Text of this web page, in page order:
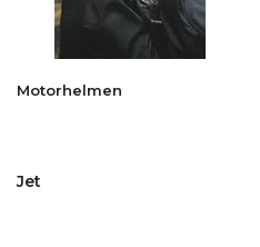
Motorhelmen
Jet